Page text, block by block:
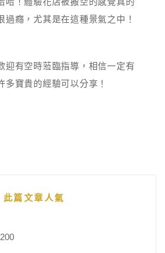
過癮，尤其是在這種景氣之中！
迎有空時蒞臨指導，相信一定有
多寶貴的經驗可以分享！
此篇文章人氣
200